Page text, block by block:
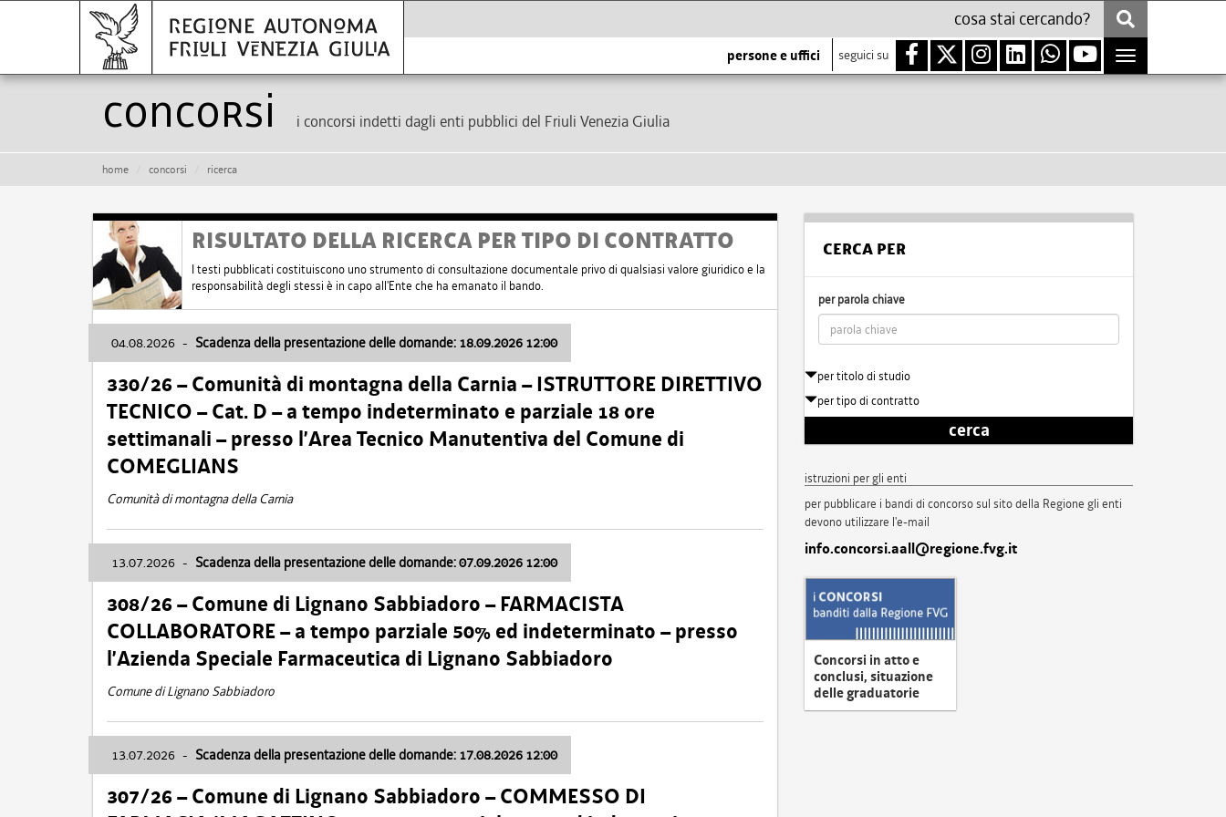
persone e uffici seguici su
Toggle
navigation
Concorsi i concorsi indetti dagli enti pubblici del Friuli Venezia Giulia
home concorsi ricerca
RISULTATO DELLA RICERCA PER TIPO DI CONTRATTO
I testi pubblicati costituiscono uno strumento di consultazione documentale privo di qualsiasi valore giuridico e la
responsabilità degli stessi è in capo all'Ente che ha emanato il bando.
04.08.2026 - Scadenza della presentazione delle domande: 18.09.2026 12:00
330/26 – Comunità di montagna della Carnia – ISTRUTTORE DIRETTIVO
TECNICO – Cat. D – a tempo indeterminato e parziale 18 ore
settimanali – presso l’Area Tecnico Manutentiva del Comune di
COMEGLIANS
Comunità di montagna della Carnia
13.07.2026 - Scadenza della presentazione delle domande: 07.09.2026 12:00
308/26 – Comune di Lignano Sabbiadoro – FARMACISTA
COLLABORATORE – a tempo parziale 50% ed indeterminato – presso
l’Azienda Speciale Farmaceutica di Lignano Sabbiadoro
Comune di Lignano Sabbiadoro
13.07.2026 - Scadenza della presentazione delle domande: 17.08.2026 12:00
307/26 – Comune di Lignano Sabbiadoro – COMMESSO DI
CERCA PER
per parola chiave
per titolo di studio
per tipo di contratto
cerca
istruzioni per gli enti
per pubblicare i bandi di concorso sul sito della Regione gli enti
devono utilizzare l'e-mail
info.concorsi.aall@regione.fvg.it
Concorsi in atto e
conclusi, situazione
delle graduatorie